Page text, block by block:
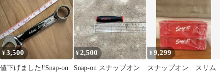
¥3,500
値下げました‼️Snap-on
¥2,500
Snap-on スナップオン
¥9,299
スナップオン スリム